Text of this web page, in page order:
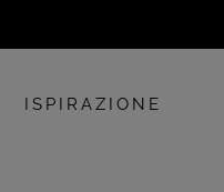
ISPIRAZIONE